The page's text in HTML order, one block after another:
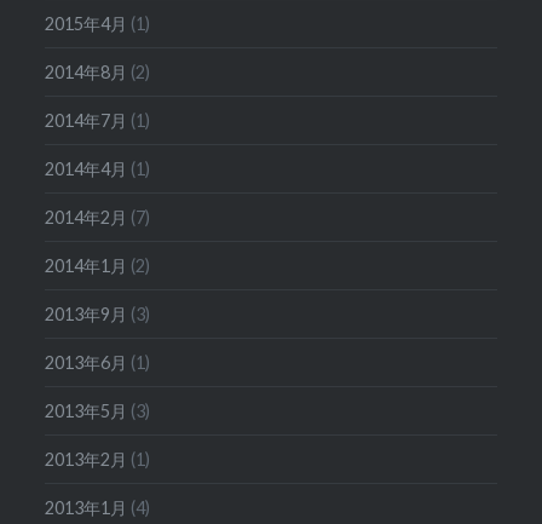
2015年4月 (1)
2014年8月 (2)
2014年7月 (1)
2014年4月 (1)
2014年2月 (7)
2014年1月 (2)
2013年9月 (3)
2013年6月 (1)
2013年5月 (3)
2013年2月 (1)
2013年1月 (4)